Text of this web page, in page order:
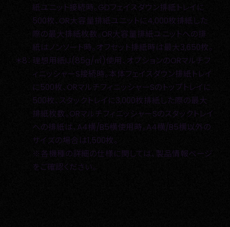
紙ユニット接続時。GDフェイスダウン排紙トレイに
500枚、OR大容量排紙ユニットに4,000枚排紙した
際の最大排紙枚数。OR大容量排紙ユニットへの排
紙はノンソート時。オフセット排紙時は最大3,650枚。
＊8： 理想用紙IJ(85g/㎡)使用、オプションのORマルチフ
ィニッシャーS接続時。本体フェイスダウン排紙トレイ
に500枚、ORマルチフィニッシャーSのトップトレイに
500枚、スタックトレイに3,000枚排紙した際の最大
排紙枚数。ORマルチフィニッシャーSのスタックトレイ
への排紙は、A4横/B5横使用時。A4横/B5横以外の
サイズの場合は1,500枚。
※各機種の詳細の仕様に関しては、製品情報ページ
をご確認ください。